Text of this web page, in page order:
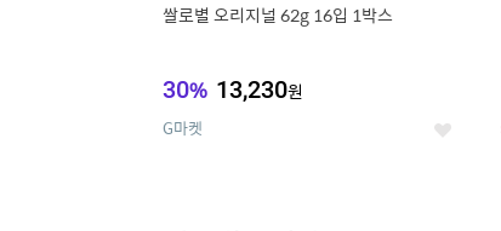
쌀로별 오리지널 62g 16입 1박스
30% 13,230원
G마켓 좋